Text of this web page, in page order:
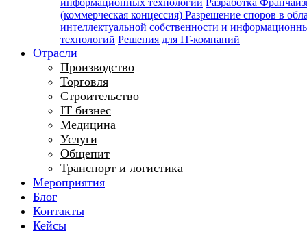
информационных технологий Разработка
(коммерческая концессия) Разрешение споров в
интеллектуальной собственности и
технологий Решения для IT-компаний
Отрасли
Производство
Торговля
Строительство
IT бизнес
Медицина
Услуги
Общепит
Транспорт и логистика
Мероприятия
Блог
Контакты
Кейсы